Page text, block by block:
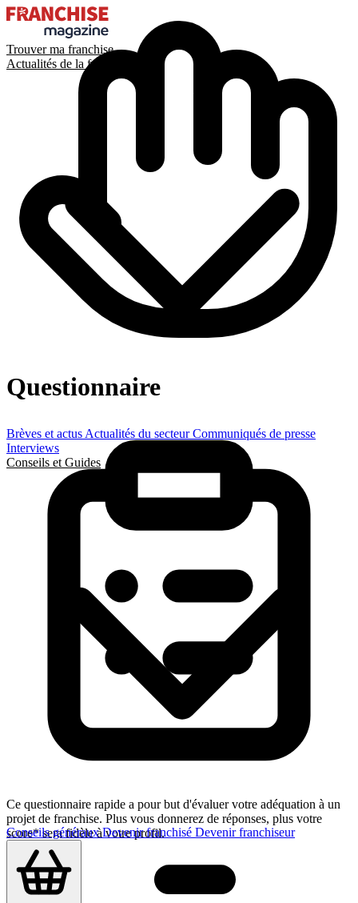
Trouver ma franchise
Actualités de la franchise
Brèves et actus Actualités du secteurCommuniqués de presse
Interviews
Conseils et Guides
Conseils générauxDevenir franchisé Devenir franchiseur
Questionnaire
Ce questionnaire rapide a pour but d'évaluer votre adéquation à un
projet de franchise. Plus vous donnerez de réponses, plus votre
score* sera fidèle à votre profil.